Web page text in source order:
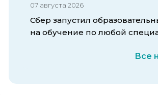
07 августа 2026
Сбер запустил
на обучение по любой
Все